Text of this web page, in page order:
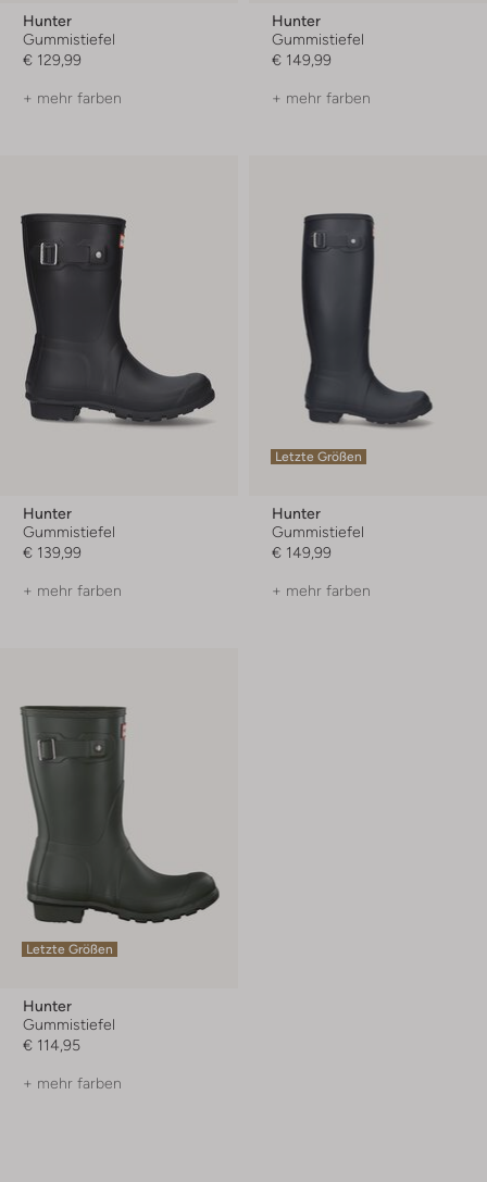
Hunter
Gummistiefel
€ 129,99
+ mehr farben
Hunter
Gummistiefel
€ 149,99
+ mehr farben
Hunter
Gummistiefel
€ 139,99
+ mehr farben
Letzte Größen
Hunter
Gummistiefel
€ 149,99
+ mehr farben
Letzte Größen
Hunter
Gummistiefel
€ 114,95
+ mehr farben